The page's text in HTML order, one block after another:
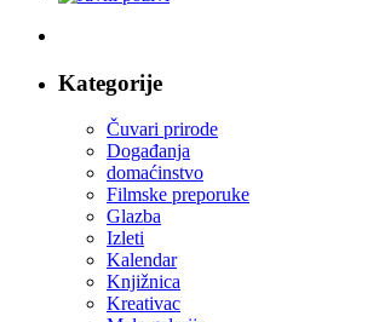
Kategorije
Čuvari prirode
Događanja
domaćinstvo
Filmske preporuke
Glazba
Izleti
Kalendar
Knjižnica
Kreativac